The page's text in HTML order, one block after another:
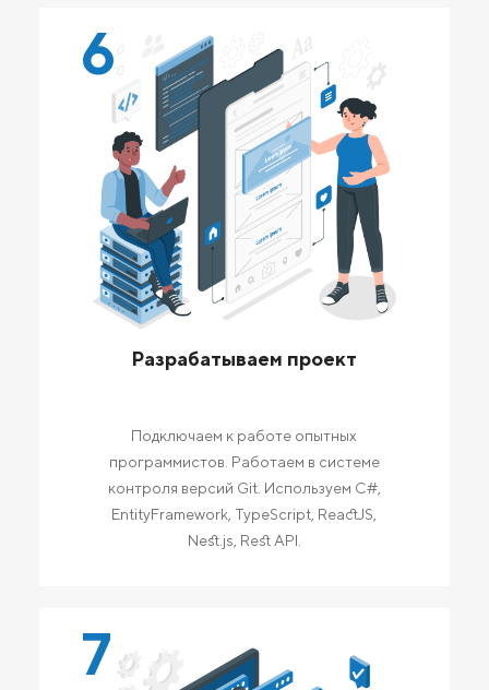
6
Разрабатываем проект
Подключаем к работе опытных
программистов. Работаем в системе
контроля версий Git. Используем C#,
EntityFramework, TypeScript, ReactJS,
Nest.js, Rest API.
7